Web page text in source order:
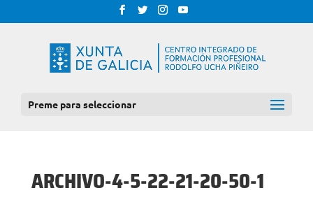
Preme para seleccionar
ARCHIVO-4-5-22-21-20-50-1